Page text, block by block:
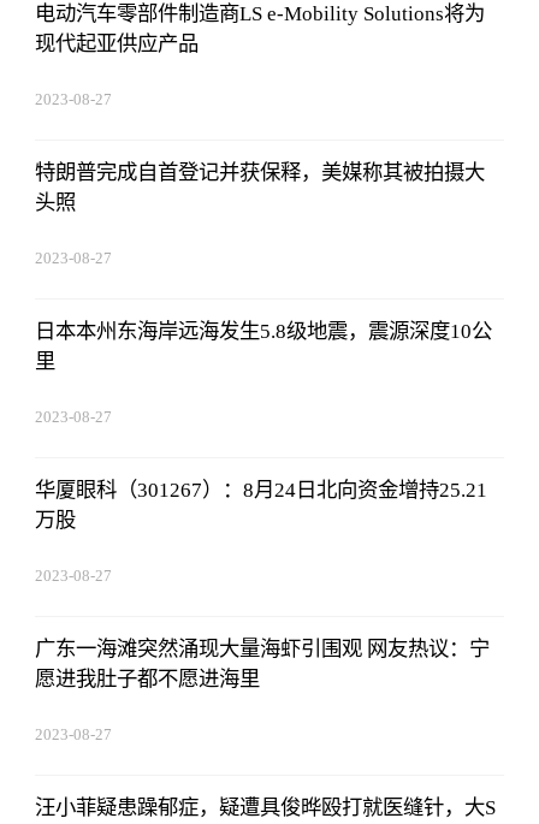
电动汽车零部件制造商LS e-Mobility Solutions将为
现代起亚供应产品
2023-08-27
特朗普完成自首登记并获保释，美媒称其被拍摄大
头照
2023-08-27
日本本州东海岸远海发生5.8级地震，震源深度10公
里
2023-08-27
华厦眼科（301267）：8月24日北向资金增持25.21
万股
2023-08-27
广东一海滩突然涌现大量海虾引围观 网友热议：宁
愿进我肚子都不愿进海里
2023-08-27
汪小菲疑患躁郁症，疑遭具俊晔殴打就医缝针，大S